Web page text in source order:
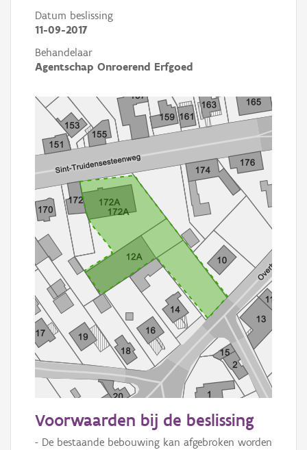
Datum beslissing
11-09-2017
Behandelaar
Agentschap Onroerend Erfgoed
Informatie Vlaanderen
Voorwaarden bij de beslissing
- De bestaande bebouwing kan afgebroken worden